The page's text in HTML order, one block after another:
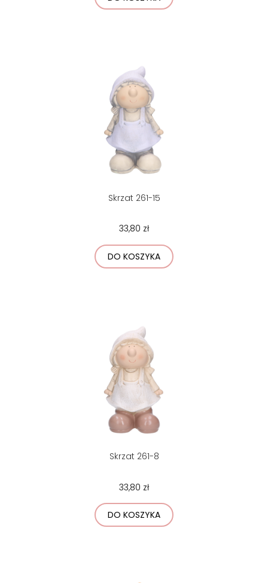
Skrzat 261-15
33,80 zł
DO KOSZYKA
Skrzat 261-8
33,80 zł
DO KOSZYKA